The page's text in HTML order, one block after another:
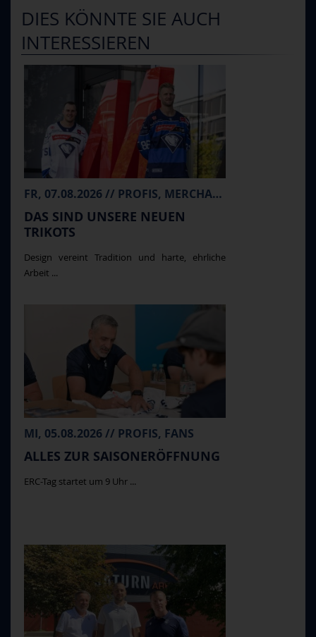
DIES KÖNNTE SIE AUCH
INTERESSIEREN
FR, 07.08.2026 // PROFIS, MERCHANDISE
DAS SIND UNSERE NEUEN
TRIKOTS
Design vereint Tradition und harte, ehrliche
Arbeit ...
MI, 05.08.2026 // PROFIS, FANS
ALLES ZUR SAISONERÖFFNUNG
ERC-Tag startet um 9 Uhr ...